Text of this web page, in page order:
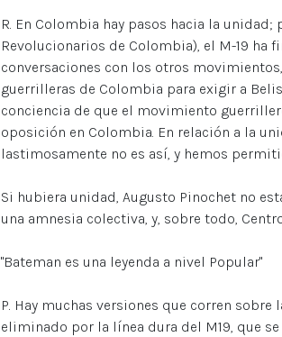
R. En Colombia hay pasos hacia la unidad;
Revolucionarios de Colombia), el M-19
conversaciones con los otros
guerrilleras de Colombia para exigir a
conciencia de que el movimiento
oposición en Colombia. En relación a la
lastimosamente no es así, y hemos
Si hubiera unidad, Augusto Pinochet no
una amnesia colectiva, y, sobre todo,
"Bateman es una leyenda a nivel Popular"
P. Hay muchas versiones que corren
eliminado por la línea dura del M19, que